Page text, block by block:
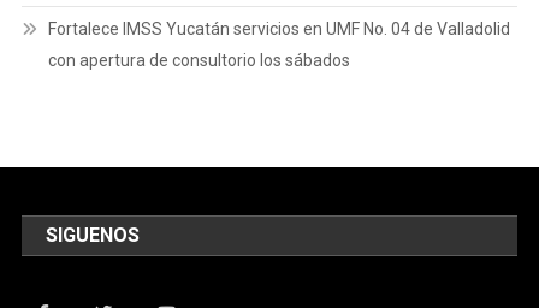
Fortalece IMSS Yucatán servicios en UMF No. 04 de Valladolid
con apertura de consultorio los sábados
SIGUENOS